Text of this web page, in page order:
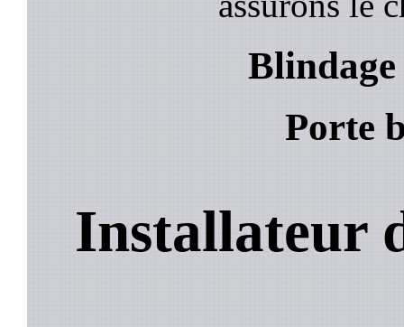
Porte
Installateur